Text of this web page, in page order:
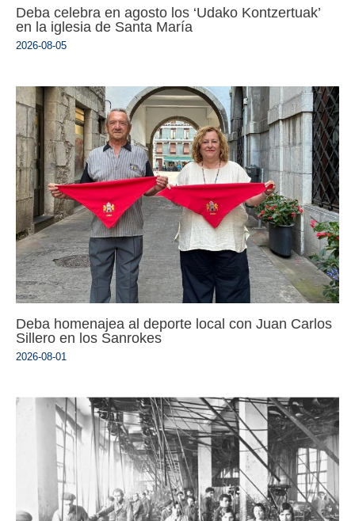
Deba celebra en agosto los ‘Udako Kontzertuak’
en la iglesia de Santa María
2026-08-05
Deba homenajea al deporte local con Juan Carlos
Sillero en los Sanrokes
2026-08-01